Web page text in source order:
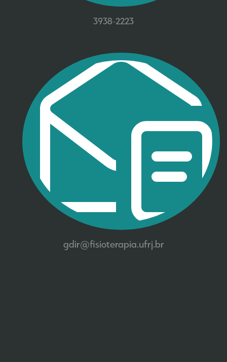
3938-2223
gdir@fisioterapia.ufrj.br